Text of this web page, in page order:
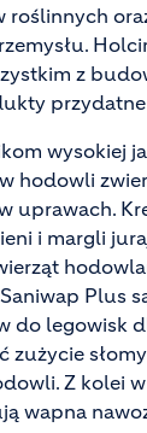
roślinnych
z
wysokiej
hodowli
uprawach.
i margli
Plus
do legowisk
zużycie
Z kolei
wapna